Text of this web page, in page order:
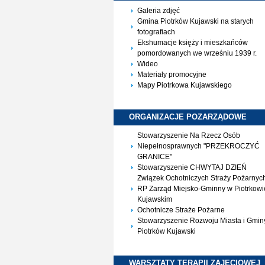
Galeria zdjęć
Gmina Piotrków Kujawski na starych
fotografiach
Ekshumacje księży i mieszkańców
pomordowanych we wrześniu 1939 r.
Wideo
Materiały promocyjne
Mapy Piotrkowa Kujawskiego
ORGANIZACJE POZARZĄDOWE
Stowarzyszenie Na Rzecz Osób
Niepełnosprawnych "PRZEKROCZYĆ
GRANICE"
Stowarzyszenie CHWYTAJ DZIEŃ
Związek Ochotniczych Straży
RP Zarząd Miejsko-Gminny w
Kujawskim
Ochotnicze Straże Pożarne
Stowarzyszenie Rozwoju Miasta i
Piotrków Kujawski
WARSZTATY TERAPII ZAJĘCIOWEJ